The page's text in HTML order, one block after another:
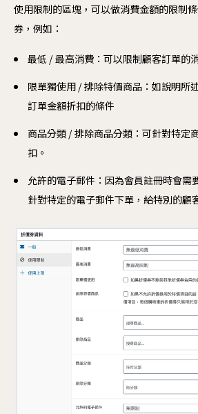
使用限制的區塊，可以做消費金額的限制
券，例如：
最低 / 最高消費：可以限制顧客訂單的
限單獨使用 / 排除特價商品：如說明所
訂單金額折扣的條件
商品分類 / 排除商品分類：可針對特定
扣。
允許的電子郵件：因為會員註冊時會需
針對特定的電子郵件下單，給特別的顧